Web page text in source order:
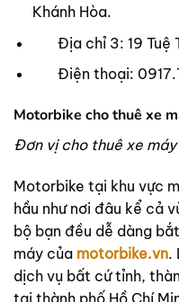
Khánh Hòa.
Địa chỉ 3: 19 Tuệ
Điện thoại:
Motorbike cho thuê xe
Đơn vị cho thuê xe
Motorbike tại khu vực
hầu như nơi đâu kể cả
bộ bạn đều dễ dàng
máy của motorbike.vn.
dịch vụ bất cứ tỉnh,
tại thành phố Hồ Chí